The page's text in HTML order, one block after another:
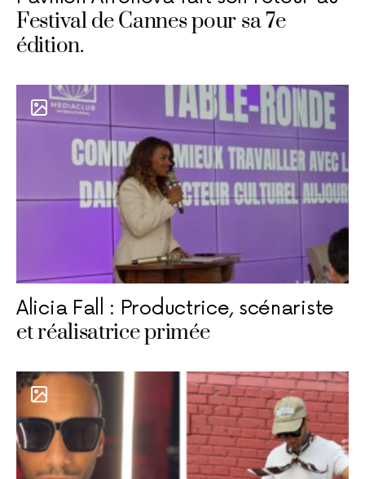
Festival de Cannes pour sa 7e
édition.
Alicia Fall : Productrice, scénariste
et réalisatrice primée